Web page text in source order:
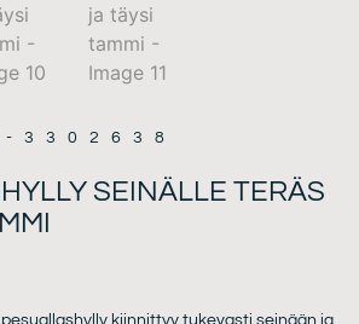
3302638
SEINÄLLE TERÄS
kiinnittyy tukevasti seinään ja